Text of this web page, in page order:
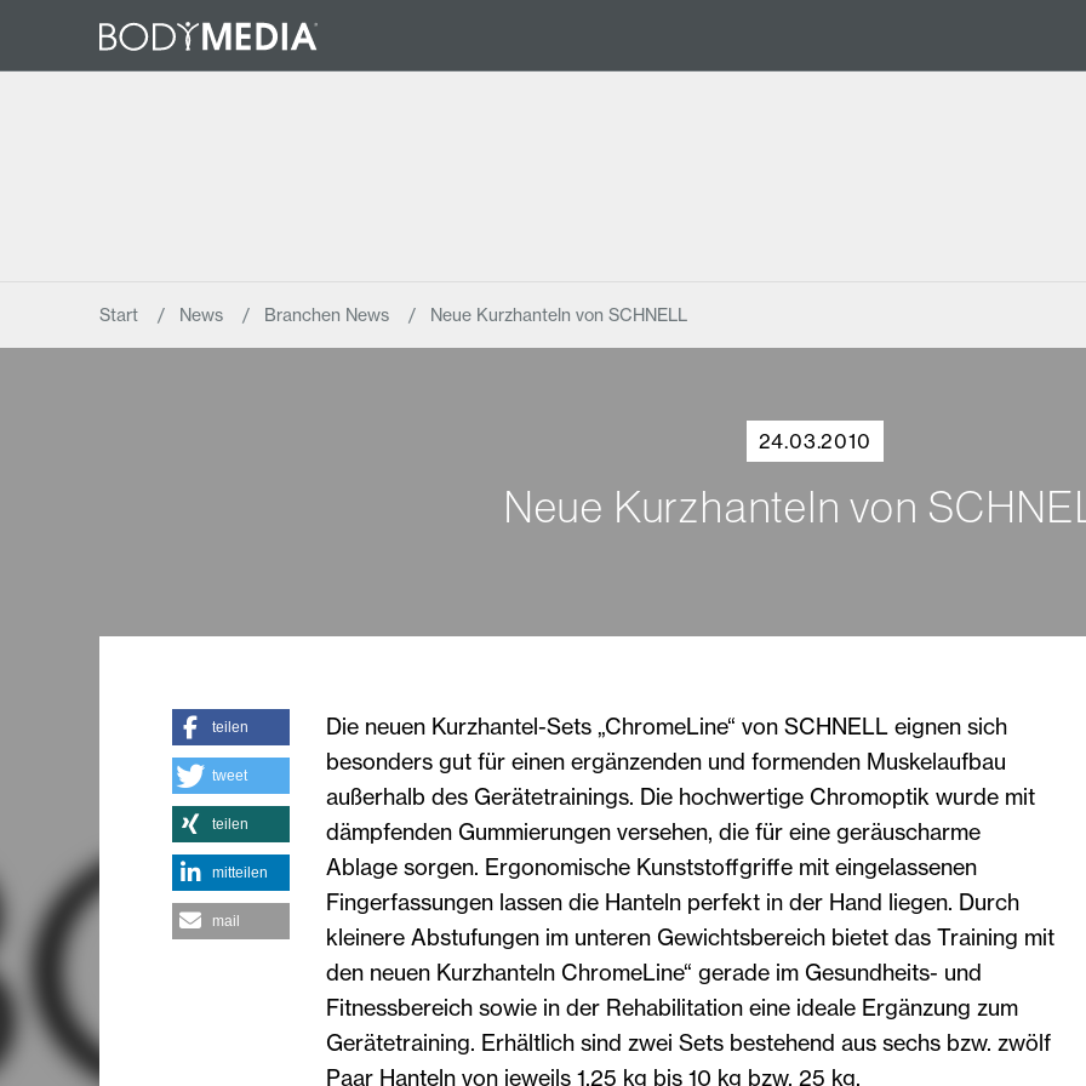
Start News Branchen News Neue Kurzhanteln von SCHNELL
24.03.2010
Neue Kurzhanteln von
Die neuen Kurzhantel-Sets „ChromeLine“ von SCHNELL eignen sich
besonders gut für einen ergänzenden und formenden Muskelaufbau
außerhalb des Gerätetrainings. Die hochwertige Chromoptik wurde mit
dämpfenden Gummierungen versehen, die für eine geräuscharme
Ablage sorgen. Ergonomische Kunststoffgriffe mit eingelassenen
Fingerfassungen lassen die Hanteln perfekt in der Hand liegen. Durch
kleinere Abstufungen im unteren Gewichtsbereich bietet das Training mit
den neuen Kurzhanteln ChromeLine“ gerade im Gesundheits- und
Fitnessbereich sowie in der Rehabilitation eine ideale Ergänzung zum
Gerätetraining. Erhältlich sind zwei Sets bestehend aus sechs bzw. zwölf
Paar Hanteln von jeweils 1,25 kg bis 10 kg bzw. 25 kg.
teilen
tweet
teilen
mitteilen
mail